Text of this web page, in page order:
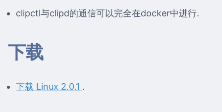
clipctl与clipd的通信可以完全在docker中进行.
下载
下载 Linux 2.0.1 .